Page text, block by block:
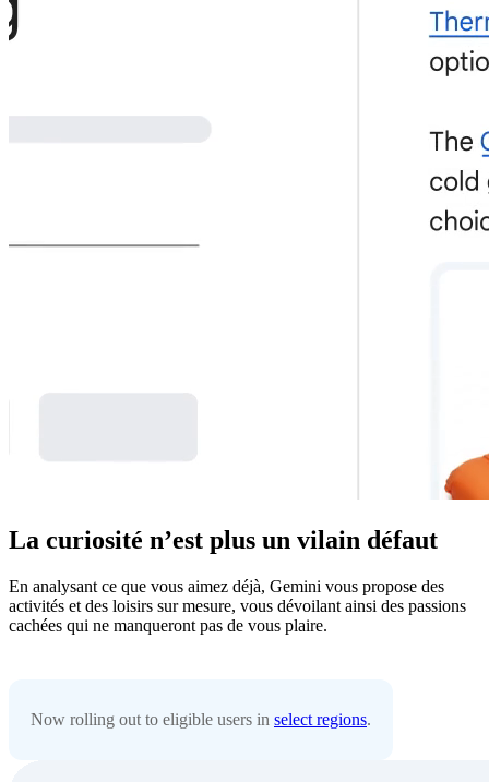
La curiosité n’est plus un vilain défaut
En analysant ce que vous aimez déjà, Gemini vous propose des
activités et des loisirs sur mesure, vous dévoilant ainsi des passions
cachées qui ne manqueront pas de vous plaire.
Now rolling out to eligible users in select regions.